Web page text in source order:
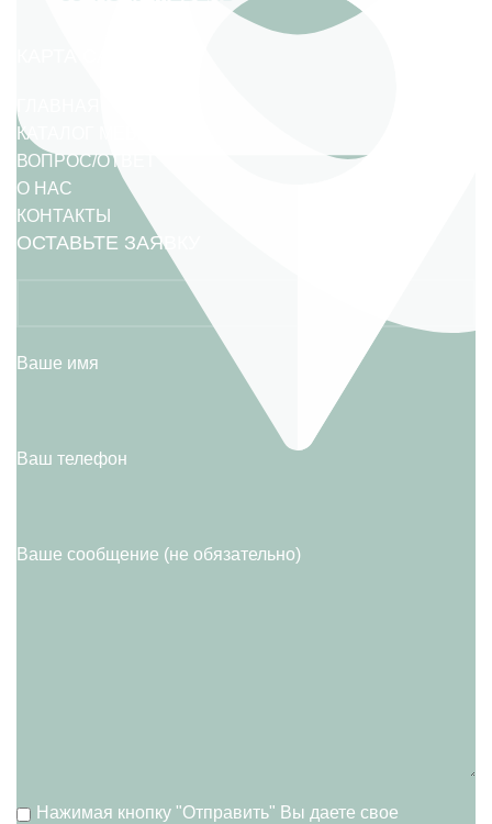
ГЛАВНАЯ
КАТАЛОГ МЕБЕЛИ
ВОПРОС/ОТВЕТ
О НАС
КОНТАКТЫ
ОСТАВЬТЕ ЗАЯВКУ
Ваше имя
Ваш телефон
Ваше сообщение (не обязательно)
Нажимая кнопку "Отправить" Вы даете свое